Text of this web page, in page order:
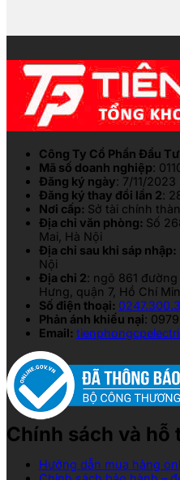
Công Ty Cổ Phần Đầu
Mã số doanh nghiệp:
Đăng ký ngày: 7/11/2023
Đăng ký thay đổi lần 2:
Nơi cấp: Sở tài chính
Địa chỉ văn phòng: Số
Mai, Hà Nội
Địa chỉ sau khi sáp nhập:
Nội
Địa chỉ 2: ngõ 861
Hưng, quận 7, Hồ Chí
Số điện thoại:
Phản ánh khiếu nại:
Email:
Chính sách và hỗ
Hướng dẫn mua hàng